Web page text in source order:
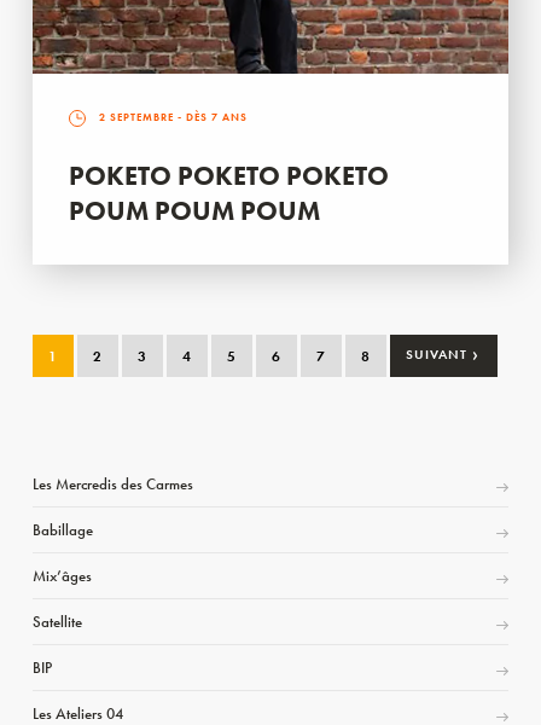
2 SEPTEMBRE - DÈS 7 ANS
POKETO POKETO POKETO
POUM POUM POUM
1 2 3 4 5 6 7 8 SUIVANT ›
Les Mercredis des Carmes
Babillage
Mix’âges
Satellite
BIP
Les Ateliers 04